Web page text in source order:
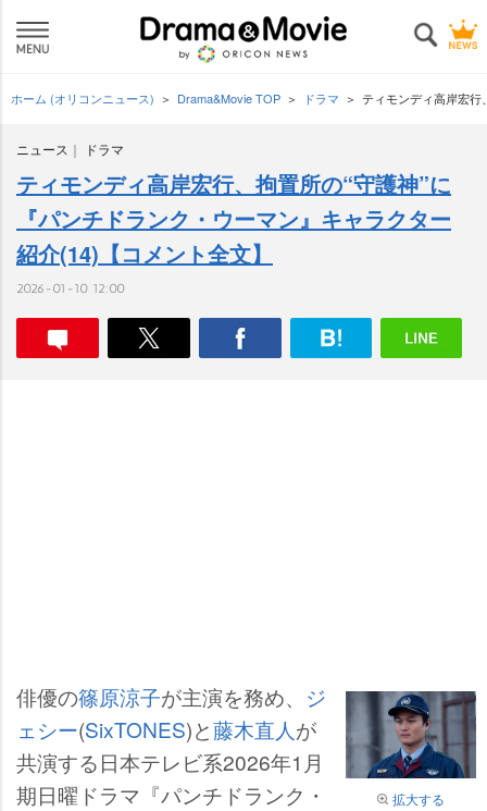
ホーム (オリコンニュース) Drama&Movie TOP ドラマ ティモンディ高岸宏行
ニュース ドラマ
ティモンディ高岸宏行、拘置所の“守護神”に
『パンチドランク・ウーマン』キャラクター
紹介(14)【コメント全文】
2026-01-10 12:00
拡大する
俳優の篠原涼子が主演を務め、 ジ
ェシー(SixTONES)と藤木直人が
共演する日本テレビ系2026年1月
期日曜ドラマ『パンチドランク・